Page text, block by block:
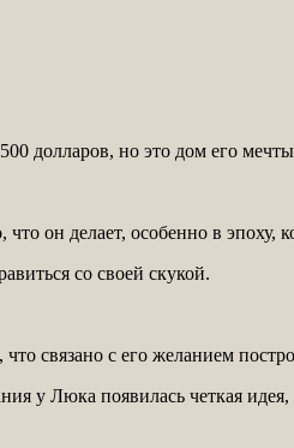
долларов, но это дом его
что он делает, особенно в
со своей скукой.
связано с его желанием
у Люка появилась четкая идея,